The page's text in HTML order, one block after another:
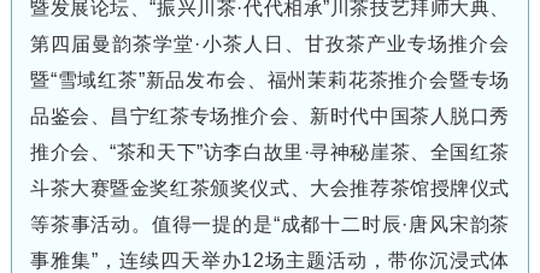
暨发展论坛、“振兴川茶·代代相承”川茶技艺拜师大典、
第四届曼韵茶学堂·小茶人日、甘孜茶产业专场推介会
暨“雪域红茶”新品发布会、福州茉莉花茶推介会暨专场
品鉴会、昌宁红茶专场推介会、新时代中国茶人脱口秀
推介会、“茶和天下”访李白故里·寻神秘崖茶、全国红茶
斗茶大赛暨金奖红茶颁奖仪式、大会推荐茶馆授牌仪式
等茶事活动。值得一提的是“成都十二时辰·唐风宋韵茶
事雅集”，连续四天举办12场主题活动，带你沉浸式体